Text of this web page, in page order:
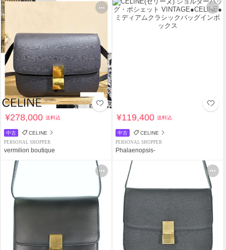
¥278,000送料込
中古 CELINE
PERSONAL SHOPPER
vermilion boutique
¥119,400送料込
中古 CELINE
PERSONAL SHOPPER
Phalaenopsis-